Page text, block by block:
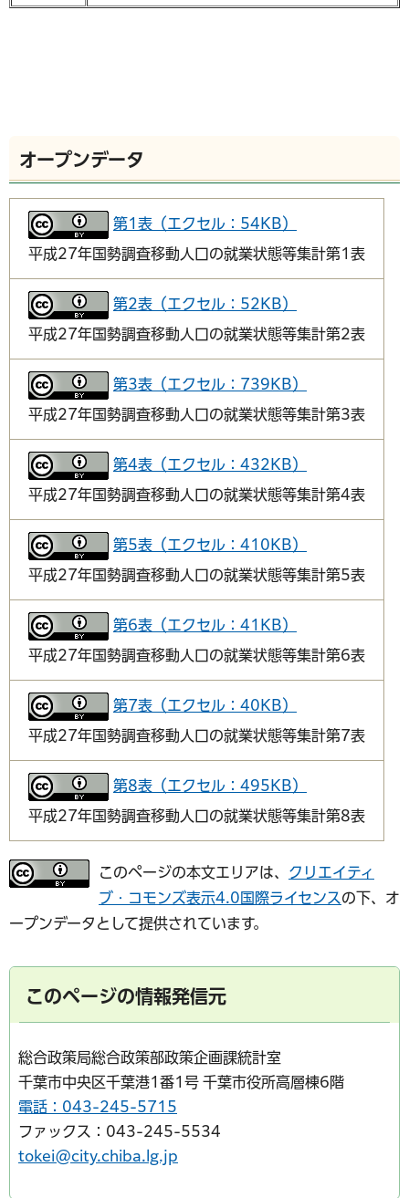
オープンデータ
第1表（エクセル：54KB）
平成27年国勢調査移動人口の就業状態等集計第1表
第2表（エクセル：52KB）
平成27年国勢調査移動人口の就業状態等集計第2表
第3表（エクセル：739KB）
平成27年国勢調査移動人口の就業状態等集計第3表
第4表（エクセル：432KB）
平成27年国勢調査移動人口の就業状態等集計第4表
第5表（エクセル：410KB）
平成27年国勢調査移動人口の就業状態等集計第5表
第6表（エクセル：41KB）
平成27年国勢調査移動人口の就業状態等集計第6表
第7表（エクセル：40KB）
平成27年国勢調査移動人口の就業状態等集計第7表
第8表（エクセル：495KB）
平成27年国勢調査移動人口の就業状態等集計第8表
このページの本文エリアは、 クリエイティ
ブ・コモンズ表示4.0国際ライセンス の下、オ
ープンデータとして提供されています。
このページの情報発信元
総合政策局総合政策部政策企画課統計室
千葉市中央区千葉港1番1号 千葉市役所高層棟6階
電話：043-245-5715
ファックス：043-245-5534
tokei@city.chiba.lg.jp